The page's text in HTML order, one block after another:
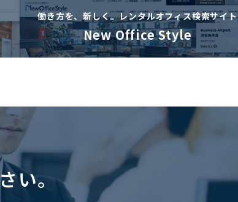
働き方を、新しく。レンタルオフィス検索サイト
New Office Style
い。